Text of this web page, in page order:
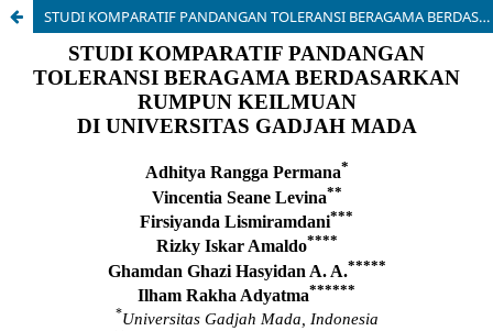
STUDI KOMPARATIF PANDANGAN TOLERANSI BERAGAMA BERDASARKAN RUMPUN KEILMUAN DI UNIVERSITAS GADJAH MADA